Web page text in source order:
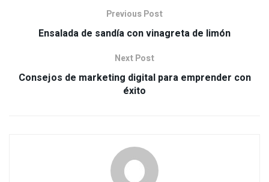
Previous Post
Ensalada de sandía con vinagreta de limón
Next Post
Consejos de marketing digital para emprender con
éxito